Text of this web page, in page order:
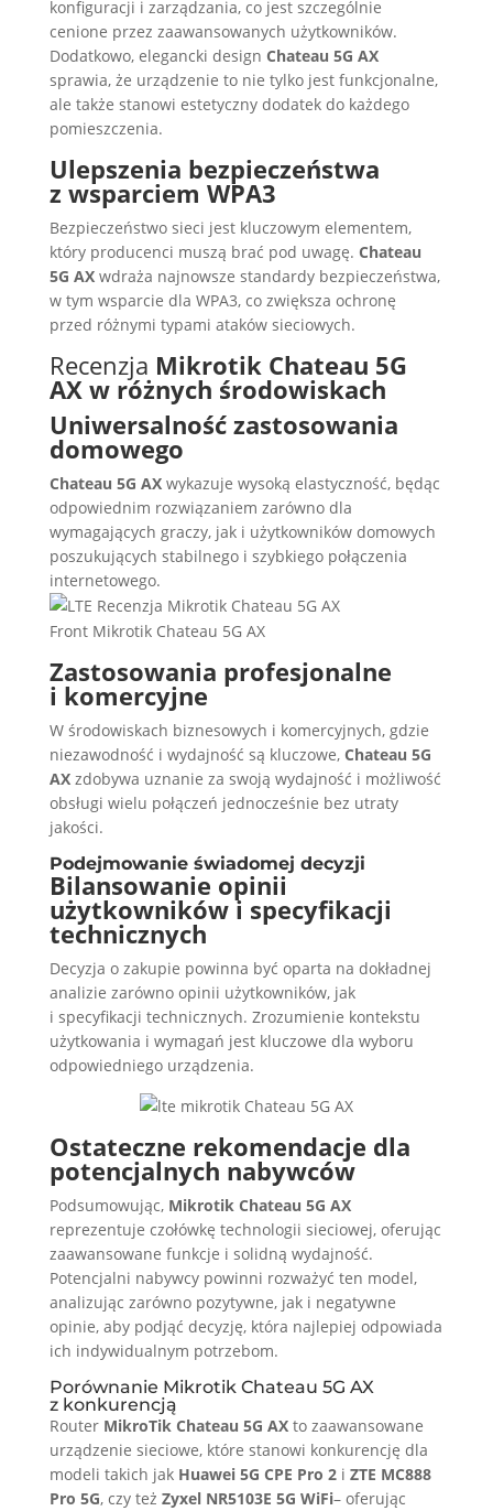
konfiguracji i zarządzania, co jest szczególnie
cenione przez zaawansowanych użytkowników.
Dodatkowo, elegancki design Chateau 5G AX
sprawia, że urządzenie to nie tylko jest funkcjonalne,
ale także stanowi estetyczny dodatek do każdego
pomieszczenia.
Ulepszenia bezpieczeństwa
z wsparciem WPA3
Bezpieczeństwo sieci jest kluczowym elementem,
który producenci muszą brać pod uwagę. Chateau
5G AXwdraża najnowsze standardy bezpieczeństwa,
w tym wsparcie dla WPA3, co zwiększa ochronę
przed różnymi typami ataków sieciowych.
Recenzja Mikrotik Chateau 5G
AX w różnych środowiskach
Uniwersalność zastosowania
domowego
Chateau 5G AXwykazuje wysoką elastyczność, będąc
odpowiednim rozwiązaniem zarówno dla
wymagających graczy, jak i użytkowników domowych
poszukujących stabilnego i szybkiego połączenia
internetowego.
Front Mikrotik Chateau 5G AX
Zastosowania profesjonalne
i komercyjne
W środowiskach biznesowych i komercyjnych, gdzie
niezawodność i wydajność są kluczowe, Chateau 5G
AXzdobywa uznanie za swoją wydajność i możliwość
obsługi wielu połączeń jednocześnie bez utraty
jakości.
Podejmowanie świadomej decyzji
Bilansowanie opinii
użytkowników i specyfikacji
technicznych
Decyzja o zakupie powinna być oparta na dokładnej
analizie zarówno opinii użytkowników, jak
i specyfikacji technicznych. Zrozumienie kontekstu
użytkowania i wymagań jest kluczowe dla wyboru
odpowiedniego urządzenia.
Ostateczne rekomendacje dla
potencjalnych nabywców
Podsumowując, Mikrotik Chateau 5G AX
reprezentuje czołówkę technologii sieciowej, oferując
zaawansowane funkcje i solidną wydajność.
Potencjalni nabywcy powinni rozważyć ten model,
analizując zarówno pozytywne, jak i negatywne
opinie, aby podjąć decyzję, która najlepiej odpowiada
ich indywidualnym potrzebom.
Porównanie Mikrotik Chateau 5G AX
z konkurencją
Router MikroTik Chateau 5G AXto zaawansowane
urządzenie sieciowe, które stanowi konkurencję dla
modeli takich jakHuawei 5G CPE Pro 2i ZTE MC888
Pro 5G, czy też Zyxel NR5103E 5G WiFi– oferując